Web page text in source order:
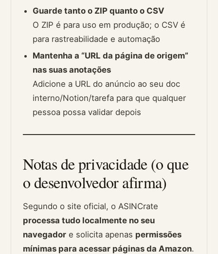
Guarde tanto o ZIP quanto o CSV
O ZIP é para uso em produção; o CSV é
para rastreabilidade e automação
Mantenha a “URL da página de origem”
nas suas anotações
Adicione a URL do anúncio ao seu doc
interno/Notion/tarefa para que qualquer
pessoa possa validar depois
Notas de privacidade (o que
o desenvolvedor afirma)
Segundo o site oficial, o ASINCrate
processa tudo localmente no seu
navegador e solicita apenas permissões
mínimas para acessar páginas da Amazon.